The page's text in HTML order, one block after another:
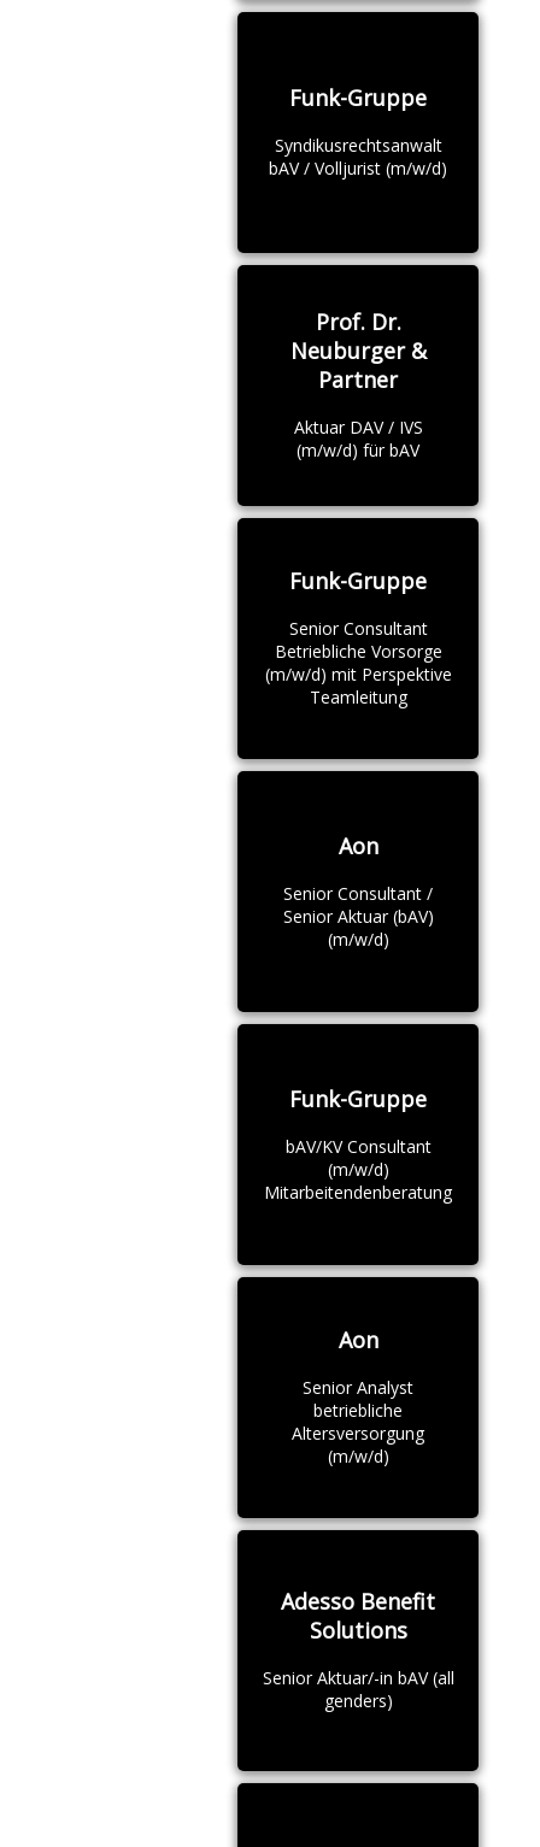
Funk-Gruppe
Syndikusrechtsanwalt
bAV / Volljurist (m/w/d)
Prof. Dr.
Neuburger &
Partner
Aktuar DAV / IVS
(m/w/d) für bAV
Funk-Gruppe
Senior Consultant
Betriebliche Vorsorge
(m/w/d) mit Perspektive
Teamleitung
Aon
Senior Consultant /
Senior Aktuar (bAV)
(m/w/d)
Funk-Gruppe
bAV/KV Consultant
(m/w/d)
Mitarbeitendenberatung
Aon
Senior Analyst
betriebliche
Altersversorgung
(m/w/d)
Adesso Benefit
Solutions
Senior Aktuar/-in bAV (all
genders)